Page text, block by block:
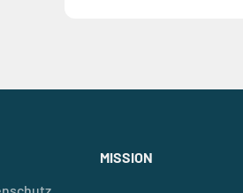
MISSION